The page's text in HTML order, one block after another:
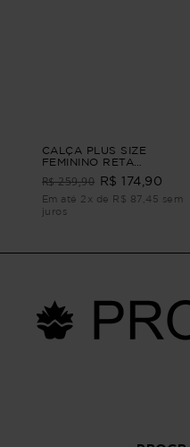
CALÇA PLUS SIZE
FEMININO RETA
ALFAIATARIA
CONFIANÇA Azul G2
R$ 259,90 R$ 174,90
Em até 2x de R$ 87,45 sem
juros